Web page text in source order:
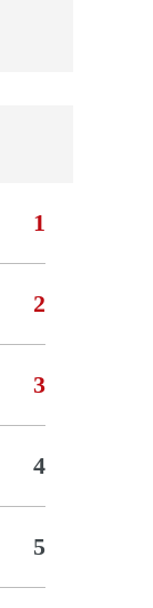
1
2
3
4
5